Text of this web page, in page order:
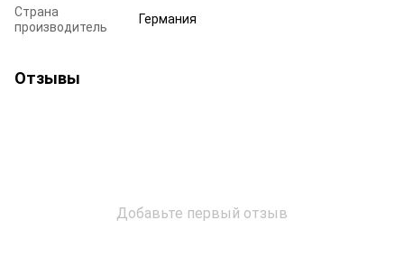
Страна
производитель
Германия
Отзывы
Добавьте первый отзыв